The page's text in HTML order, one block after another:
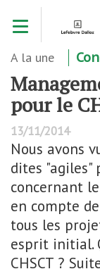
contenu
A la une
pour le
13/11/2014
Nous avons
dites
concernant
en compte
tous les
esprit initial.
CHSCT ?